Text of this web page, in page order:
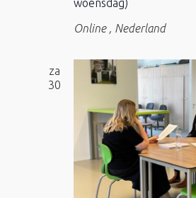
woensdag)
Online , Nederland
za
30